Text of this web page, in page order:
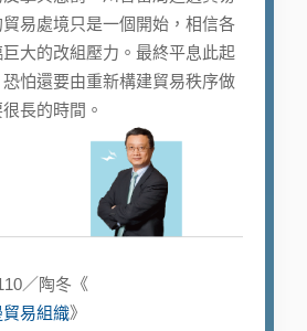
易處境只是一個開始，相信各
大的改組壓力。最終平息此起
怕還要由重新構建貿易秩序做
長的時間。
／陶冬《
易組織》